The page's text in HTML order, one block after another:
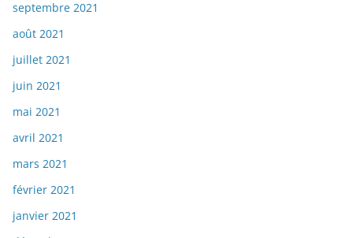
septembre 2021
août 2021
juillet 2021
juin 2021
mai 2021
avril 2021
mars 2021
février 2021
janvier 2021